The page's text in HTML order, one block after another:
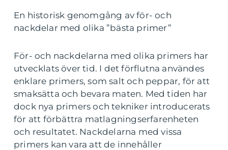
En historisk genomgång av för- och
nackdelar med olika ”bästa primer”
För- och nackdelarna med olika primers har
utvecklats över tid. I det förflutna användes
enklare primers, som salt och peppar, för att
smaksätta och bevara maten. Med tiden har
dock nya primers och tekniker introducerats
för att förbättra matlagningserfarenheten
och resultatet. Nackdelarna med vissa
primers kan vara att de innehåller